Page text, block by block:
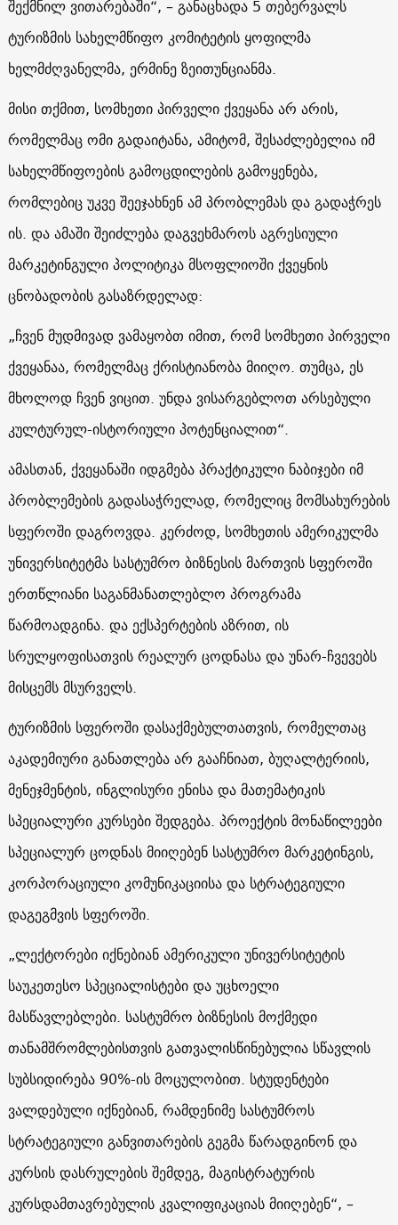
შექმნილ ვითარებაში“, – განაცხადა 5 თებერვალს
ტურიზმის სახელმწიფო კომიტეტის ყოფილმა
ხელმძღვანელმა, ერმინე ზეითუნციანმა.
მისი თქმით, სომხეთი პირველი ქვეყანა არ არის,
რომელმაც ომი გადაიტანა, ამიტომ, შესაძლებელია იმ
სახელმწიფოების გამოცდილების გამოყენება,
რომლებიც უკვე შეეჯახნენ ამ პრობლემას და გადაჭრეს
ის. და ამაში შეიძლება დაგვეხმაროს აგრესიული
მარკეტინგული პოლიტიკა მსოფლიოში ქვეყნის
ცნობადობის გასაზრდელად:
„ჩვენ მუდმივად ვამაყობთ იმით, რომ სომხეთი პირველი
ქვეყანაა, რომელმაც ქრისტიანობა მიიღო. თუმცა, ეს
მხოლოდ ჩვენ ვიცით. უნდა ვისარგებლოთ არსებული
კულტურულ-ისტორიული პოტენციალით“.
ამასთან, ქვეყანაში იდგმება პრაქტიკული ნაბიჯები იმ
პრობლემების გადასაჭრელად, რომელიც მომსახურების
სფეროში დაგროვდა. კერძოდ, სომხეთის ამერიკულმა
უნივერსიტეტმა სასტუმრო ბიზნესის მართვის სფეროში
ერთწლიანი საგანმანათლებლო პროგრამა
წარმოადგინა. და ექსპერტების აზრით, ის
სრულყოფისათვის რეალურ ცოდნასა და უნარ-ჩვევებს
მისცემს მსურველს.
ტურიზმის სფეროში დასაქმებულთათვის, რომელთაც
აკადემიური განათლება არ გააჩნიათ, ბუღალტერიის,
მენეჯმენტის, ინგლისური ენისა და მათემატიკის
სპეციალური კურსები შედგება. პროექტის მონაწილეები
სპეციალურ ცოდნას მიიღებენ სასტუმრო მარკეტინგის,
კორპორაციული კომუნიკაციისა და სტრატეგიული
დაგეგმვის სფეროში.
„ლექტორები იქნებიან ამერიკული უნივერსიტეტის
საუკეთესო სპეციალისტები და უცხოელი
მასწავლებლები. სასტუმრო ბიზნესის მოქმედი
თანამშრომლებისთვის გათვალისწინებულია სწავლის
სუბსიდირება 90%-ის მოცულობით. სტუდენტები
ვალდებული იქნებიან, რამდენიმე სასტუმროს
სტრატეგიული განვითარების გეგმა წარადგინონ და
კურსის დასრულების შემდეგ, მაგისტრატურის
კურსდამთავრებულის კვალიფიკაციას მიიღებენ“, –